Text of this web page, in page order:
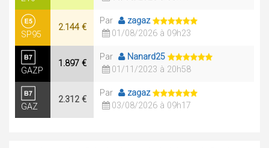
SP95
2.144 €
Par
zagaz
01/08/2026 à 09h23
GAZP
1.897 €
Par
Nanard25
01/11/2023 à 20h58
GAZ
2.312 €
Par
zagaz
03/08/2026 à 09h17